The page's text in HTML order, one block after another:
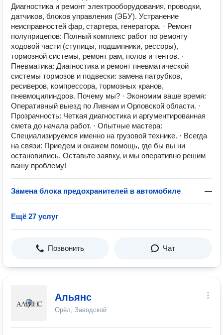
Диагностика и ремонт электрооборудования, проводки,
датчиков, блоков управления (ЭБУ). Устранение
неисправностей фар, стартера, генератора. · Ремонт
полуприцепов: Полный комплекс работ по ремонту
ходовой части (ступицы, подшипники, рессоры),
тормозной системы, ремонт рам, полов и тентов. ·
Пневматика: Диагностика и ремонт пневматической
системы тормозов и подвески: замена патрубков,
ресиверов, компрессора, тормозных кранов,
пневмоцилиндров. Почему мы? · Экономим ваше время:
Оперативный выезд по Ливнам и Орловской области. ·
Прозрачность: Четкая диагностика и аргументированная
смета до начала работ. · Опытные мастера:
Специализируемся именно на грузовой технике. · Всегда
на связи: Приедем и окажем помощь, где бы вы ни
остановились. Оставьте заявку, и мы оперативно решим
вашу проблему!
Замена блока предохранителей в автомобиле —
Ещё 27 услуг
Позвонить Чат
Альянс
Орёл, Заводской